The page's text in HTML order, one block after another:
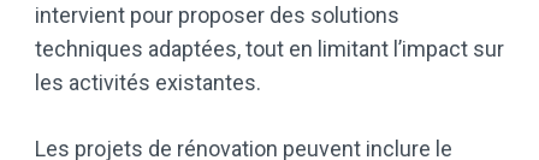
intervient pour proposer des solutions
techniques adaptées, tout en limitant l’impact sur
les activités existantes.
Les projets de rénovation peuvent inclure le